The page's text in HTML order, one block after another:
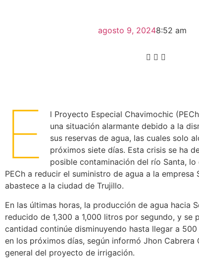
agosto 9, 20248:52 am
E
l Proyecto Especial Chavimochic
una situación alarmante debido a la
sus reservas de agua, las cuales solo
próximos siete días. Esta crisis se ha
posible contaminación del río Santa,
PECh a reducir el suministro de agua a la empresa
abastece a la ciudad de Trujillo.
En las últimas horas, la producción de agua hacia
reducido de 1,300 a 1,000 litros por segundo, y se
cantidad continúe disminuyendo hasta llegar a
en los próximos días, según informó Jhon Cabrera
general del proyecto de irrigación.